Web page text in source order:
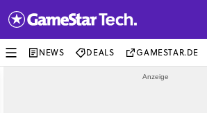
NEWS DEALS GAMESTAR.DE